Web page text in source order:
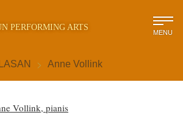
PERFORMING ARTS MENU
> Anne Vollink
Vollink, pianis